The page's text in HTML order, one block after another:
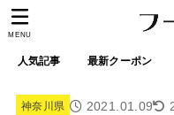
人気記事 最新クーポン
MENU
神奈川県 2021.01.09